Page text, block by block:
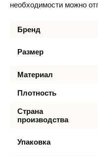
необходимости можно
Бренд
Размер
Материал
Плотность
Страна
производства
Упаковка